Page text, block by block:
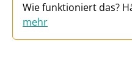
Wie funktioniert das?
mehr